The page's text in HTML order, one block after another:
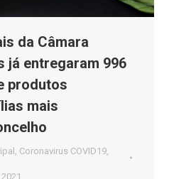
da Câmara
já entregaram 996
produtos
mais
, Coronavirus COVID19,